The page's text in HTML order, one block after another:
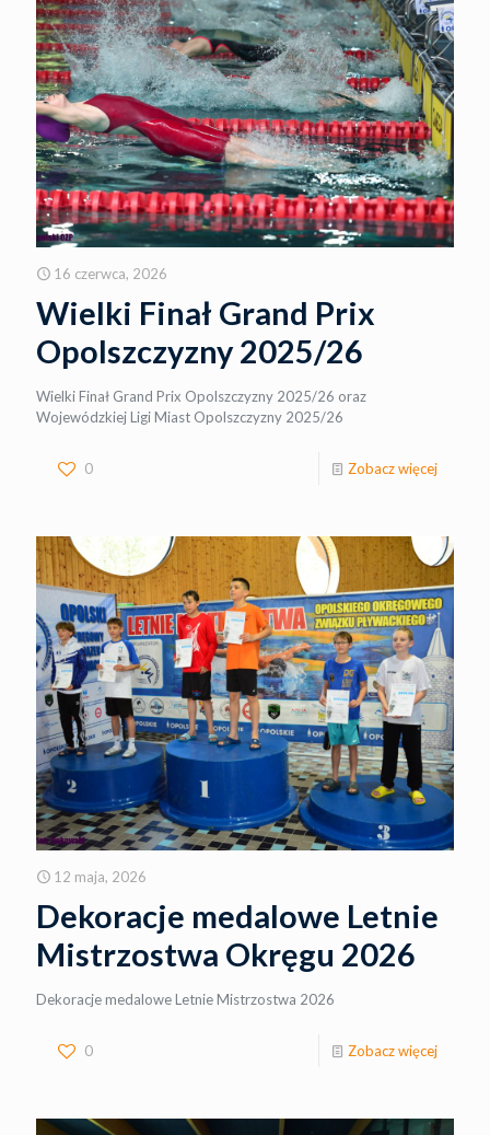
16 czerwca, 2026
Wielki Finał Grand Prix
Opolszczyzny 2025/26
Wielki Finał Grand Prix Opolszczyzny 2025/26 oraz
Wojewódzkiej Ligi Miast Opolszczyzny 2025/26
0 Zobacz więcej
12 maja, 2026
Dekoracje medalowe Letnie
Mistrzostwa Okręgu 2026
Dekoracje medalowe Letnie Mistrzostwa 2026
0 Zobacz więcej